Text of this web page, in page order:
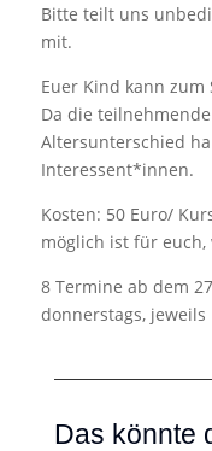
Bitte teilt uns
mit.
Euer Kind kann
Da die
Altersunterschied
Interessent*innen.
Kosten: 50 Euro/
möglich ist für
8 Termine ab dem
donnerstags, jeweils
Das könnte